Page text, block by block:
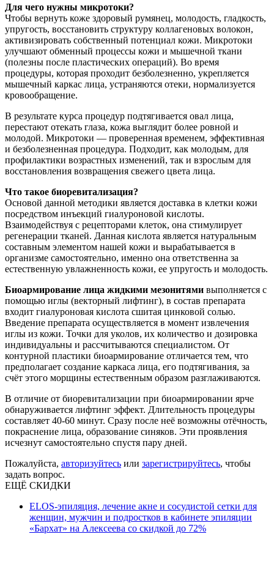
Для чего нужны микротоки?
Чтобы вернуть коже здоровый румянец, молодость, гладкость,
упругость, восстановить структуру коллагеновых волокон,
активизировать собственный потенциал кожи. Микротоки
улучшают обменный процессы кожи и мышечной ткани
(полезны после пластических операций). Во время
процедуры, которая проходит безболезненно, укрепляется
мышечный каркас лица, устраняются отеки, нормализуется
кровообращение.
В результате курса процедур подтягивается овал лица,
перестают отекать глаза, кожа выглядит более ровной и
молодой. Микротоки — проверенная временем, эффективная
и безболезненная процедура. Подходит, как молодым, для
профилактики возрастных изменений, так и взрослым для
восстановления возвращения свежего цвета лица.
Что такое биоревитализация?
Основой данной методики является доставка в клетки кожи
посредством инъекций гиалуроновой кислоты.
Взаимодействуя с рецепторами клеток, она стимулирует
регенерации тканей. Данная кислота является натуральным
составным элементом нашей кожи и вырабатывается в
организме самостоятельно, именно она ответственна за
естественную увлажненность кожи, ее упругость и молодость.
Биоармирование лица жидкими мезонитями выполняется с
помощью иглы (векторный лифтинг), в состав препарата
входит гиалуроновая кислота сшитая цинковой солью.
Введение препарата осуществляется в момент извлечения
иглы из кожи. Точки для уколов, их количество и дозировка
индивидуальны и рассчитываются специалистом. От
контурной пластики биоармирование отличается тем, что
предполагает создание каркаса лица, его подтягивания, за
счёт этого морщины естественным образом разглаживаются.
В отличие от биоревитализации при биоармировании ярче
обнаруживается лифтинг эффект. Длительность процедуры
составляет 40-60 минут. Сразу после неё возможны отёчность,
покраснение лица, образование синяков. Эти проявления
исчезнут самостоятельно спустя пару дней.
Пожалуйста, авторизуйтесь или зарегистрируйтесь, чтобы
задать вопрос.
ЕЩЁ СКИДКИ
ELOS-эпиляция, лечение акне и сосудистой сетки для
женщин, мужчин и подростков в кабинете эпиляции
«Бархат» на Алексеева со скидкой до 72%